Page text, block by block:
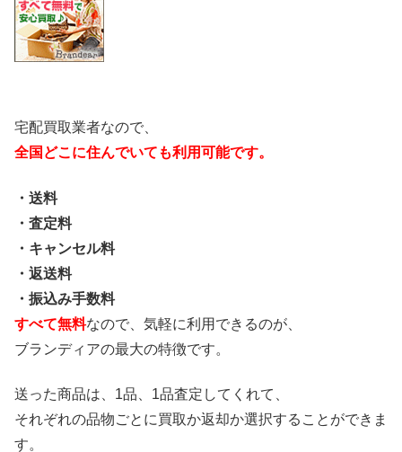
宅配買取業者なので、
全国どこに住んでいても利用可能です。
・送料
・査定料
・キャンセル料
・返送料
・振込み手数料
すべて無料なので、気軽に利用できるのが、
ブランディアの最大の特徴です。
送った商品は、1品、1品査定してくれて、
それぞれの品物ごとに買取か返却か選択することができま
す。